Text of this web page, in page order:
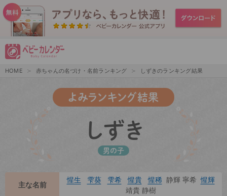
HOME 赤ちゃんの名づけ・名前ランキング しずきのランキング結果
よみランキング結果
しずき
男の子
主な名前
惺生 雫葵 雫希 惺貴 惺稀 静輝 寧希 惺輝
靖貴 静樹